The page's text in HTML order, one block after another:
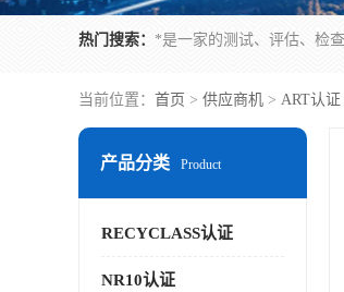
热门搜索：
当前位置： 首页 > 供应商机 > ART认证
产品分类 Product
RECYCLASS认证
NR10认证